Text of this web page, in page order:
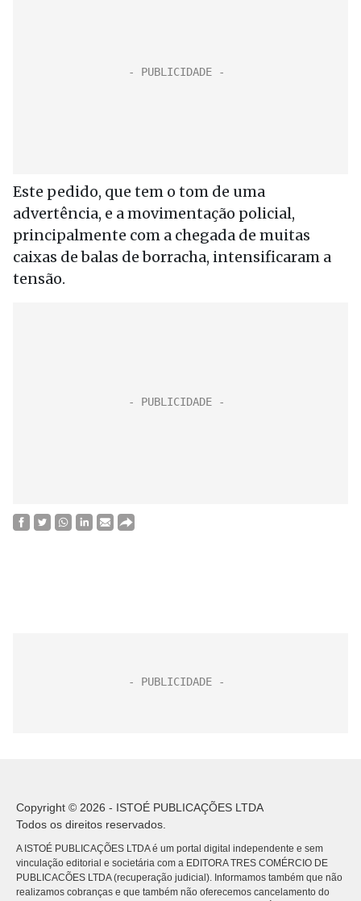
Este pedido, que tem o tom de uma
advertência, e a movimentação policial,
principalmente com a chegada de muitas
caixas de balas de borracha, intensificaram a
tensão.
Copyright © 2026 - ISTOÉ PUBLICAÇÕES LTDA
Todos os direitos reservados.
A ISTOÉ PUBLICAÇÕES LTDA é um portal digital independente e sem
vinculação editorial e societária com a EDITORA TRES COMÉRCIO DE
PUBLICACÕES LTDA (recuperação judicial). Informamos também que não
realizamos cobranças e que também não oferecemos cancelamento do